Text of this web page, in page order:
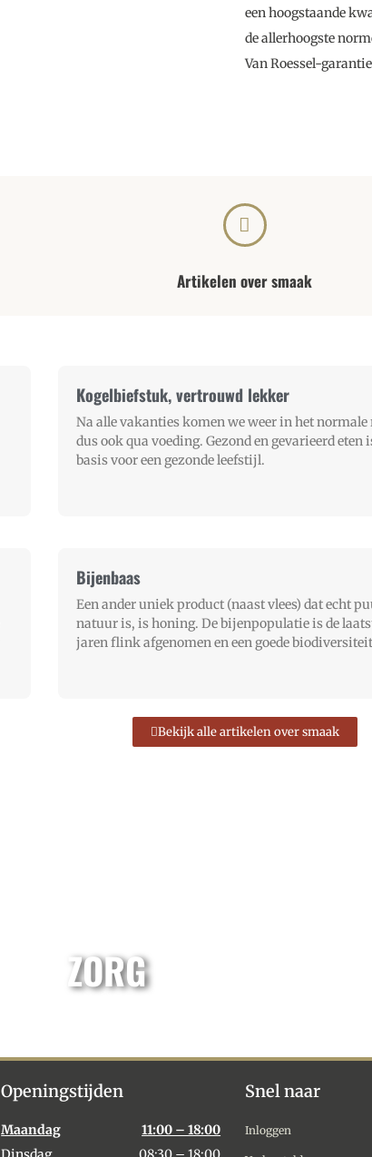
een hoogstaande
de allerhoogste
Van Roessel-
Artikelen over smaak
Kogelbiefstuk, vertrouwd lekker
Na alle vakanties komen we weer in het
dus ook qua voeding. Gezond en gevarieerd eten
basis voor een gezonde leefstijl.
Bijenbaas
Een ander uniek product (naast vlees) dat echt
natuur is, is honing. De bijenpopulatie is de
jaren flink afgenomen en een goede biodiversiteit
Bekijk alle artikelen over smaak
ZORG
Openingstijden
Maandag
11:00 – 18:00
Snel naar
Inloggen